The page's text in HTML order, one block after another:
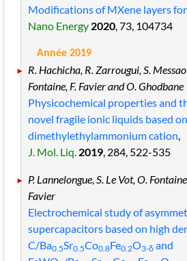
Modifications of MXene layers
Nano Energy2020, 73, 104734
Année 2019
R. Hachicha, R. Zarrougui, S.
Fontaine, F. Favier and O. Ghodbane
Physicochemical properties and
novel fragile ionic liquids based
dimethylethylammonium cation,
J. Mol. Liq.2019, 284, 522-535
P. Lannelongue, S. Le Vot, O.
Favier
Electrochemical study of
supercapacitors based on high
C/Ba0.5Sr0.5Co0.8Fe0.2O3-δ and